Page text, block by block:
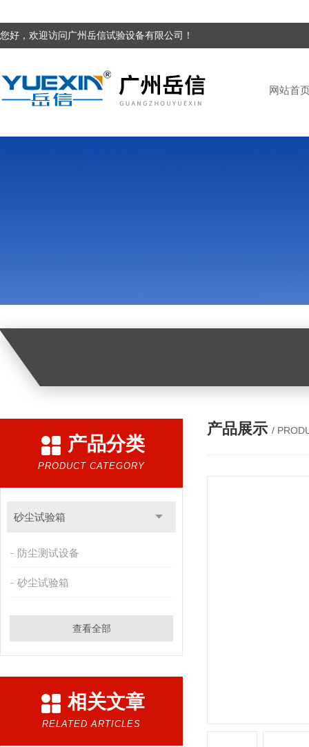
您好，欢迎访问广州岳信试验设备有限公司！
网站首
产品分类
PRODUCT CATEGORY
砂尘试验箱
防尘测试设备
砂尘试验箱
查看全部
相关文章
RELATED ARTICLES
产品展示 /